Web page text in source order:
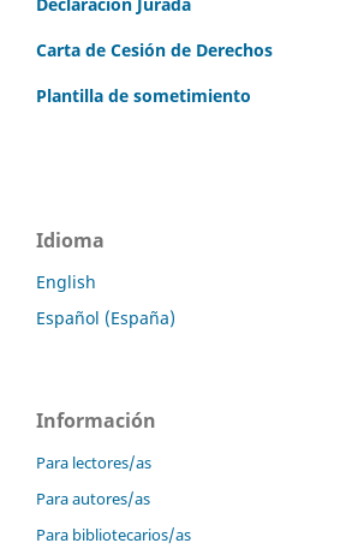
Carta de Cesión de Derechos
Plantilla de sometimiento
Idioma
English
Español (España)
Información
Para lectores/as
Para autores/as
Para bibliotecarios/as